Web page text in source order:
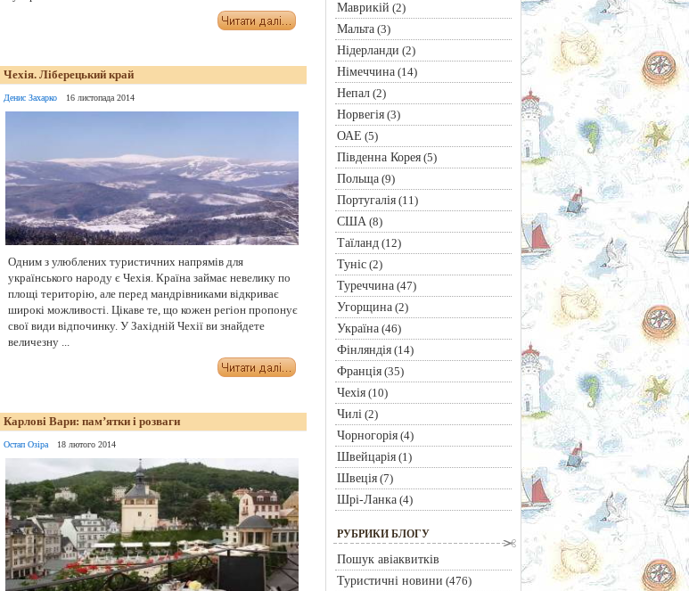
Чехія. Ліберецький край
Денис Захарко 16 листопада 2014
Одним з улюблених туристичних напрямів для
українського народу є Чехія. Країна займає невелику по
площі територію, але перед мандрівниками відкриває
широкі можливості. Цікаве те, що кожен регіон пропонує
свої види відпочинку. У Західній Чехії ви знайдете
величезну ...
Карлові Вари: пам’ятки і розваги
Остап Озіра 18 лютого 2014
Маврикій (2)
Мальта(3)
Нідерланди (2)
Німеччина(14)
Непал(2)
Норвегія(3)
ОАЕ (5)
Південна Корея(5)
Польща(9)
Португалія(11)
США(8)
Таїланд(12)
Туніс(2)
Туреччина(47)
Угорщина(2)
Україна(46)
Фінляндія(14)
Франція(35)
Чехія(10)
Чилі(2)
Чорногорія(4)
Швейцарія(1)
Швеція(7)
Шрі-Ланка(4)
РУБРИКИ БЛОГУ
Пошук авіаквитків
Туристичні новини (476)